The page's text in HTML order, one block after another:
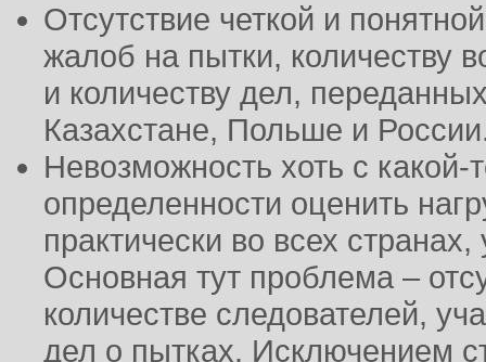
Отсутствие четкой и
жалоб на пытки, количеству
и количеству дел,
Казахстане, Польше и
Невозможность хоть с какой-
определенности оценить
практически во всех
Основная тут проблема –
количестве следователей,
дел о пытках. Исключением